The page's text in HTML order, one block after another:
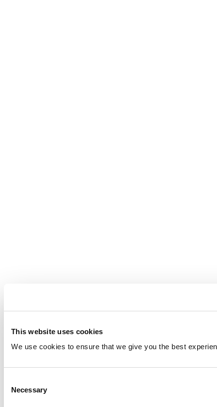
This website uses cookies
We use cookies to ensure that we give you the best
Selection
Necessary